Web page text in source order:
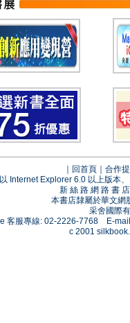
回首頁
合作
Internet Explorer 6.0 以上版本
新 絲 路 網 路 書
本書店隸屬於華文網
采舍國際
客服專線: 02-2226-7768 E-
c 2001